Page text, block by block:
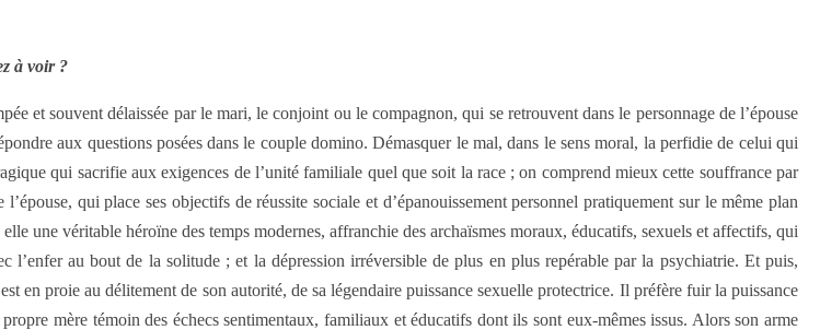
à voir ?
et souvent délaissée par le mari, le conjoint ou le compagnon, qui se retrouvent dans le personnage de l’épouse
aux questions posées dans le couple domino. Démasquer le mal, dans le sens moral, la perfidie de celui qui
qui sacrifie aux exigences de l’unité familiale quel que soit la race ; on comprend mieux cette souffrance par
qui place ses objectifs de réussite sociale et d’épanouissement personnel pratiquement sur le même plan
une véritable héroïne des temps modernes, affranchie des archaïsmes moraux, éducatifs, sexuels et affectifs, qui
l’enfer au bout de la solitude ; et la dépression irréversible de plus en plus repérable par la psychiatrie. Et puis,
en proie au délitement de son autorité, de sa légendaire puissance sexuelle protectrice. Il préfère fuir la puissance
mère témoin des échecs sentimentaux, familiaux et éducatifs dont ils sont eux-mêmes issus. Alors son arme